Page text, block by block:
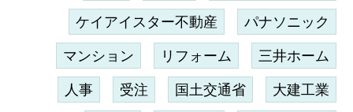
ケイアイスター不動産 パナソニック
マンション リフォーム 三井ホーム
人事 受注 国土交通省 大建工業